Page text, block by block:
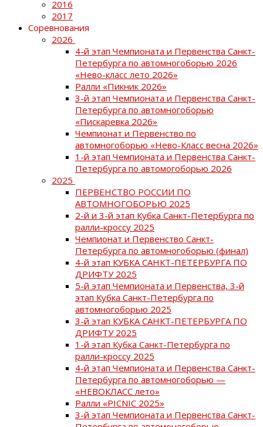
2016
2017
Соревнования
2026
4-й этап Чемпионата и Первенства Санкт-
Петербурга по автомногоборью 2026
«Нево-класс лето 2026»
Ралли «Пикник 2026»
3-й этап Чемпионата и Первенства Санкт-
Петербурга по автомногоборью
«Пискаревка 2026»
Чемпионат и Первенство по
автомногоборью «Нево-Класс весна 2026»
1-й этап Чемпионата и Первенства Санкт-
Петербурга по автомогоборью 2026
2025
ПЕРВЕНСТВО РОССИИ ПО
АВТОМНОГОБОРЬЮ 2025
2-й и 3-й этап Кубка Санкт-Петербурга по
ралли-кроссу 2025
Чемпионат и Первенство Санкт-
Петербурга по автомногоборью (финал)
4-й этап КУБКА САНКТ-ПЕТЕРБУРГА ПО
ДРИФТУ 2025
5-й этап Чемпионата и Первенства, 3-й
этап Кубка Санкт-Петербурга по
автомногоборью 2025
3-й этап КУБКА САНКТ-ПЕТЕРБУРГА ПО
ДРИФТУ 2025
1-й этап Кубка Санкт-Петербурга по
ралли-кроссу 2025
4-й этап Чемпионата и Первенства Санкт-
Петербурга по автомногоборью —
«НЕВОКЛАСС лето»
Ралли «PICNIC 2025»
3-й этап Чемпионата и Первенства Санкт-